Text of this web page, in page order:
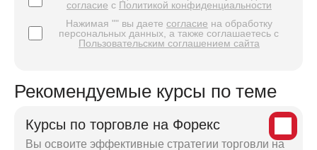
согласие с Политикой конфиденциальности
Нажимая "" вы даете согласие на обработку
персональных данных, а также соглашаетесь с
Пользовательским соглашением сайта
Рекомендуемые курсы по теме
Курсы по торговле на Форекс
Вы освоите эффективные стратегии торговли на